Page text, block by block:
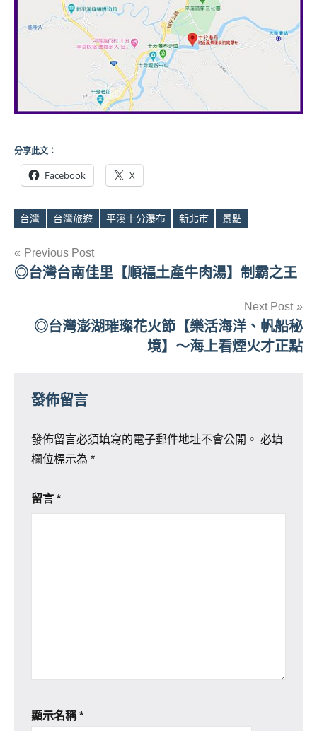
分享此文：
Facebook X
Tags
台灣 台灣旅遊 平溪十分瀑布 新北市 景點
文
章
Previous Post
◎台灣台南佳里【順福土產牛肉湯】制霸之王
Next Post
◎台灣澎湖璀璨花火節【樂活海洋、帆船秘
境】～海上看煙火才正點
發佈留言
發佈留言必須填寫的電子郵件地址不會公開。 必填
欄位標示為 *
留言 *
顯示名稱*